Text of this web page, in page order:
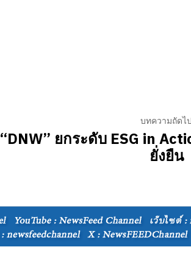
บทความถัดไป
“DNW” ยกระดับ ESG in
ยั่งยืน